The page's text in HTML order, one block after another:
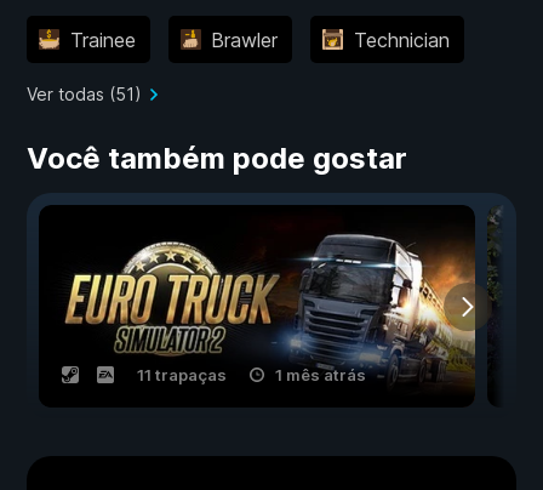
Trainee Brawler Technician
Ver todas (51)
Você também pode gostar
11 trapaças 1 mês atrás